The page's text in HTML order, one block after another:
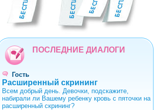
0123456789
ПОСЛЕДНИЕ ДИАЛОГИ
Гость
Расширенный скрининг
Всем добрый день. Девочки, подскажите,
набирали ли Вашему ребенку кровь с пяточки на
расширенный скрининг?